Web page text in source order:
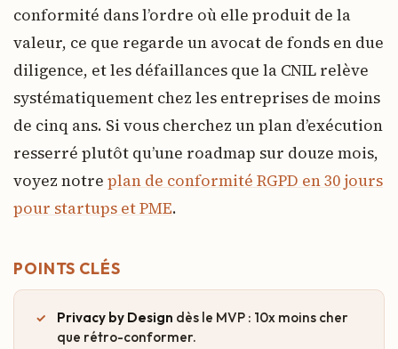
conformité dans l’ordre où elle produit de la
valeur, ce que regarde un avocat de fonds en due
diligence, et les défaillances que la CNIL relève
systématiquement chez les entreprises de moins
de cinq ans. Si vous cherchez un plan d’exécution
resserré plutôt qu’une roadmap sur douze mois,
voyez notre plan de conformité RGPD en 30 jours
pour startups et PME.
POINTS CLÉS
Privacy by Design dès le MVP : 10x moins cher
que rétro-conformer.